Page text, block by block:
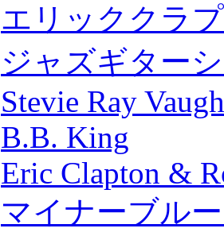
エリッククラ
ジャズギター
Stevie Ray
B.B. King
Eric Clapton &
マイナーブル